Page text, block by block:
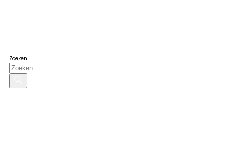
Zoeken